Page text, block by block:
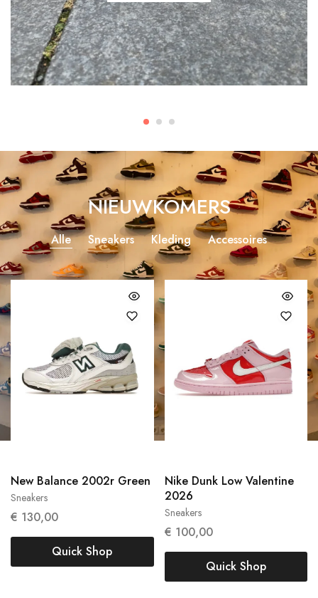
NIEUWKOMERS
Alle Sneakers Kleding Accessoires
Sneakers
New Balance 2002r Green
€ 130,00
Quick Shop
Sneakers
Nike Dunk Low Valentine
2026
€ 100,00
Quick Shop